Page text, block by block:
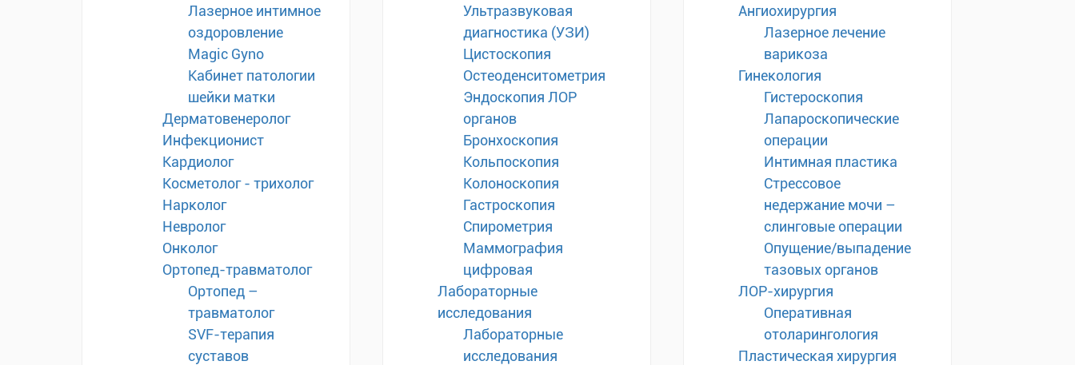
Лазерное интимное
оздоровление
Magic Gyno
Кабинет патологии
шейки матки
Дерматовенеролог
Инфекционист
Кардиолог
Косметолог - трихолог
Нарколог
Невролог
Онколог
Ортопед-травматолог
Ортопед –
травматолог
SVF-терапия
суставов
Ультразвуковая
диагностика (УЗИ)
Цистоскопия
Остеоденситометрия
Эндоскопия ЛОР
органов
Бронхоскопия
Кольпоскопия
Колоноскопия
Гастроскопия
Спирометрия
Маммография
цифровая
Лабораторные
исследования
Лабораторные
исследования
Ангиохирургия
Лазерное лечение
варикоза
Гинекология
Гистероскопия
Лапароскопические
операции
Интимная пластика
Стрессовое
недержание мочи –
слинговые операции
Опущение/выпадение
тазовых органов
ЛОР-хирургия
Оперативная
отоларингология
Пластическая хирургия